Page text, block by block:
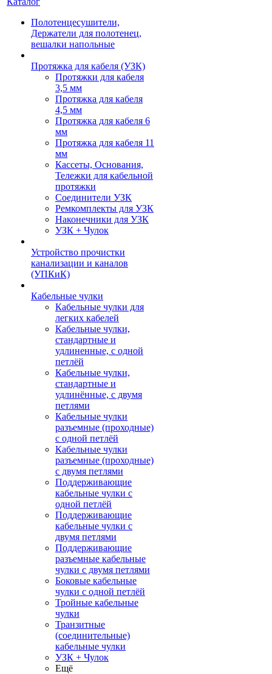
Полотенцесушители,
Держатели для полотенец,
вешалки напольные
Протяжка для кабеля (УЗК)
Протяжки для кабеля
3,5 мм
Протяжка для кабеля
4,5 мм
Протяжка для кабеля 6
мм
Протяжка для кабеля 11
мм
Кассеты, Основания,
Тележки для кабельной
протяжки
Соединители УЗК
Ремкомплекты для УЗК
Наконечники для УЗК
УЗК + Чулок
Устройство прочистки
канализации и каналов
(УПКиК)
Кабельные чулки
Кабельные чулки для
легких кабелей
Кабельные чулки,
стандартные и
удлиненные, с одной
петлёй
Кабельные чулки,
стандартные и
удлинённые, с двумя
петлями
Кабельные чулки
разъемные (проходные)
с одной петлёй
Кабельные чулки
разъемные (проходные)
с двумя петлями
Поддерживающие
кабельные чулки с
одной петлёй
Поддерживающие
кабельные чулки с
двумя петлями
Поддерживающие
разъемные кабельные
чулки с двумя петлями
Боковые кабельные
чулки с одной петлёй
Тройные кабельные
чулки
Транзитные
(соединительные)
кабельные чулки
УЗК + Чулок
Ещё